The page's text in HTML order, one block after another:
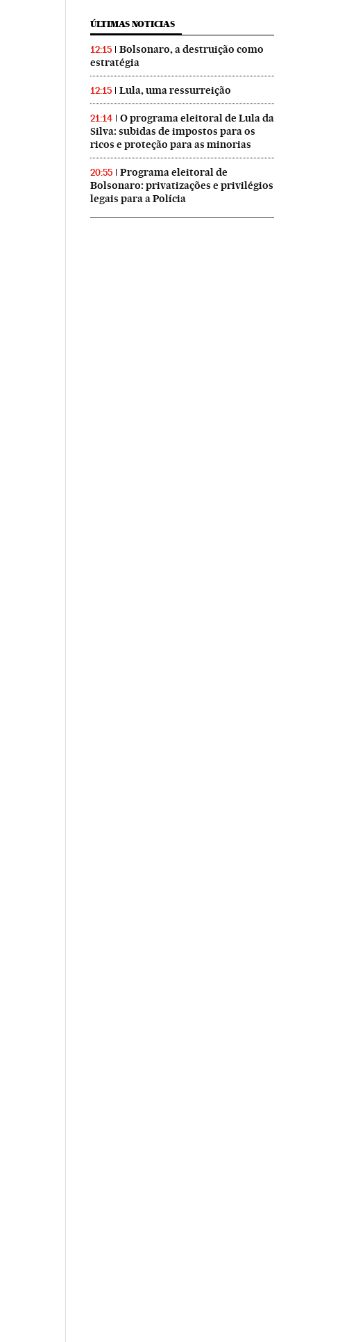
ÚLTIMAS NOTICIAS
12:15
Bolsonaro, a destruição como
estratégia
12:15 Lula, uma ressurreição
21:14
O programa eleitoral de Lula da
Silva: subidas de impostos para os
ricos e proteção para as minorias
20:55
Programa eleitoral de
Bolsonaro: privatizações e privilégios
legais para a Polícia